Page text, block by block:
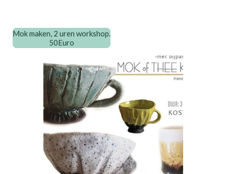
Mok maken, 2 uren workshop.
50Euro